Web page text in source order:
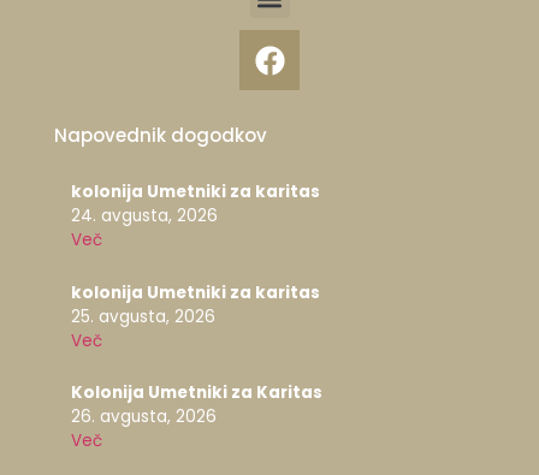
Napovednik dogodkov
kolonija Umetniki za karitas
24. avgusta, 2026
Več
kolonija Umetniki za karitas
25. avgusta, 2026
Več
Kolonija Umetniki za Karitas
26. avgusta, 2026
Več